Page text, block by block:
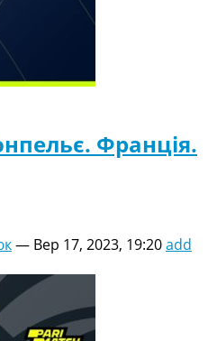
Франція.
— Вер 17, 2023, 19:20add